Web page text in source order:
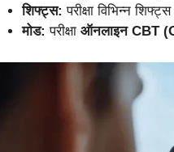
शिफ्ट्स: परीक्षा विभिन्न
मोड: परीक्षा ऑनलाइन CBT